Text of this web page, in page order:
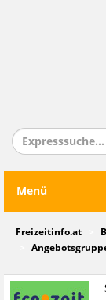
Menü
Freizeitinfo.at